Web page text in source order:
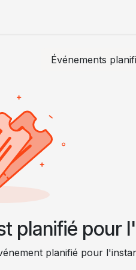
Événements
planifié pour
planifié pour